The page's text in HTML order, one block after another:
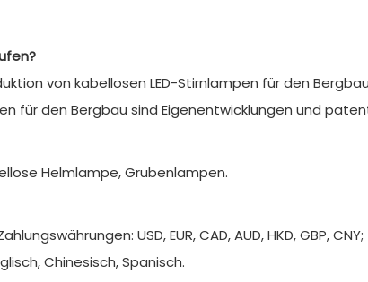
von kabellosen LED-Stirnlampen für den
für den Bergbau sind Eigenentwicklungen und
Helmlampe, Grubenlampen.
USD, EUR, CAD, AUD, HKD, GBP, CNY;
Chinesisch, Spanisch.